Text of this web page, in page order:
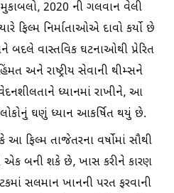
મુકાબલો, 2020 ની ગલવાન વેલી
ફિલ્મ નિર્માતાઓએ દાવો કર્યો છે
બદલે વાસ્તવિક ઘટનાઓથી પ્રેરિત
અને રાષ્ટ્રીય સેવાની થીમ્સને
ધ્યાનમાં રાખીને, આ
ઘણું ધ્યાન આકર્ષિત થયું છે.
આ ફિલ્મ તાજેતરના વર્ષોમાં સૌથી
એક બની શકે છે, ખાસ કરીને કારણ
સલમાન ખાનની પરત ફરવાની